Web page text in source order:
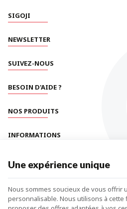
NEWSLETTER
SUIVEZ-NOUS
SIGOJI
BESOIN D'AIDE ?
NOS PRODUITS
INFORMATIONS
Une expérience unique
Nous sommes soucieux de vous offrir
personnalisable. Nous utilisons à cette